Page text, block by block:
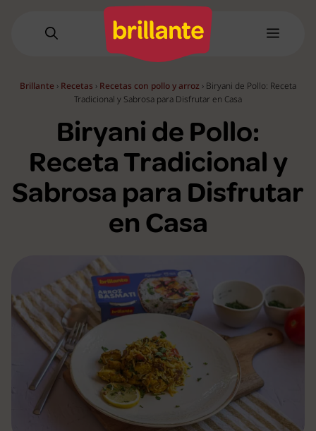
Menú
Brillante › Recetas › Recetas con pollo y arroz › Biryani de Pollo: Receta
Tradicional y Sabrosa para Disfrutar en Casa
Biryani de Pollo:
Receta Tradicional y
Sabrosa para Disfrutar
en Casa